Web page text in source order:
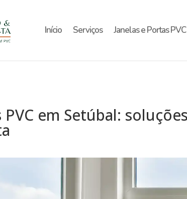
Início Serviços Janelas e Portas PVC
PVC em Setúbal: